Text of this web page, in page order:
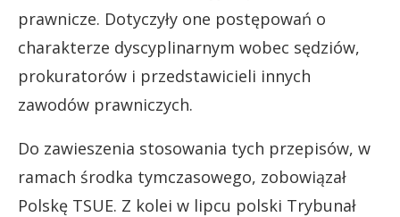
prawnicze. Dotyczyły one postępowań o
charakterze dyscyplinarnym wobec sędziów,
prokuratorów i przedstawicieli innych
zawodów prawniczych.
Do zawieszenia stosowania tych przepisów, w
ramach środka tymczasowego, zobowiązał
Polskę TSUE. Z kolei w lipcu polski Trybunał